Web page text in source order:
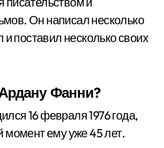
Он написал несколько
и поставил несколько своих
Фанни?
16 февраля 1976 года,
момент ему уже 45 лет.